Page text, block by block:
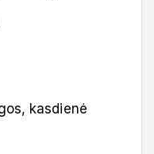
kasdienė